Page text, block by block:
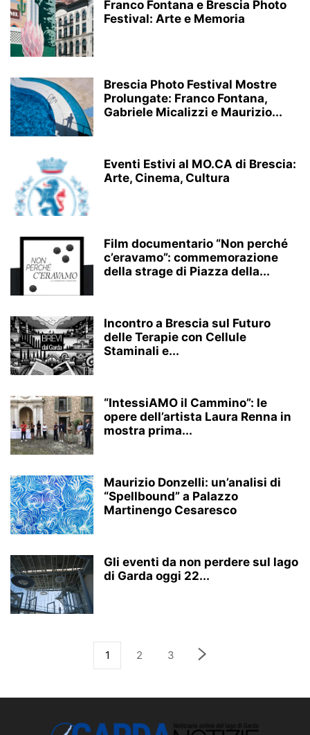
Franco Fontana e Brescia Photo
Festival: Arte e Memoria
Brescia Photo Festival Mostre
Prolungate: Franco Fontana,
Gabriele Micalizzi e Maurizio...
Eventi Estivi al MO.CA di Brescia:
Arte, Cinema, Cultura
Film documentario “Non perché
c’eravamo”: commemorazione
della strage di Piazza della...
Incontro a Brescia sul Futuro
delle Terapie con Cellule
Staminali e...
“IntessiAMO il Cammino”: le
opere dell’artista Laura Renna in
mostra prima...
Maurizio Donzelli: un’analisi di
“Spellbound” a Palazzo
Martinengo Cesaresco
Gli eventi da non perdere sul lago
di Garda oggi 22...
1 2 3